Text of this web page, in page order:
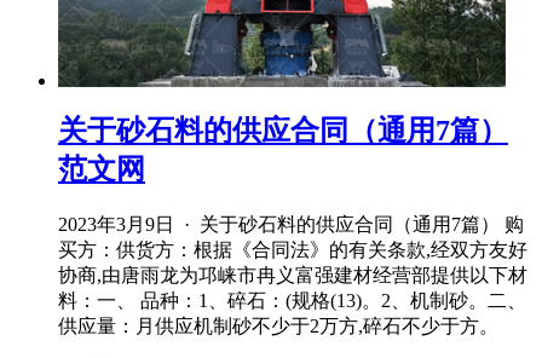
关于砂石料的供应合同（通用7篇）
范文网
2023年3月9日 · 关于砂石料的供应合同（通用7篇） 购
买方：供货方：根据《合同法》的有关条款,经双方友好
协商,由唐雨龙为邛崃市冉义富强建材经营部提供以下材
料：一、 品种：1、碎石：(规格(13)。2、机制砂。二、
供应量：月供应机制砂不少于2万方,碎石不少于方。